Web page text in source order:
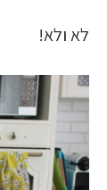
לא ולא!